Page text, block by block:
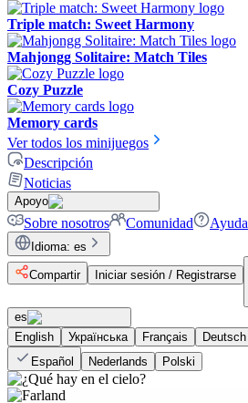
Triple match: Sweet Harmony
Mahjongg Solitaire: Match Tiles
Cozy Puzzle
Memory cards
Ver todos los minijuegos
Descripción
Noticias
Apoyo
Sobre nosotros Comunidad Ayuda
Idioma: es
Compartir
Iniciar sesión / Registrarse
es
English
Українська Français Deutsch
Español
Nederlands Polski